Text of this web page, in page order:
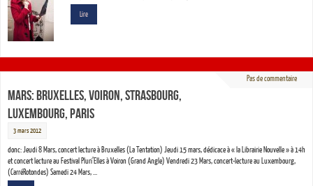
Lire
Pas de commentaire
mars: Bruxelles, Voiron, Strasbourg,
Luxembourg, Paris
3 mars 2012
donc: Jeudi 8 Mars, concert lecture à Bruxelles (La Tentation) Jeudi 15 mars, dédicace à « la Librairie Nouvelle » à 14h
et concert lecture au Festival Pluri’Elles à Voiron (Grand Angle) Vendredi 23 Mars, concert-lecture au Luxembourg,
(CarréRotondes) Samedi 24 Mars, …